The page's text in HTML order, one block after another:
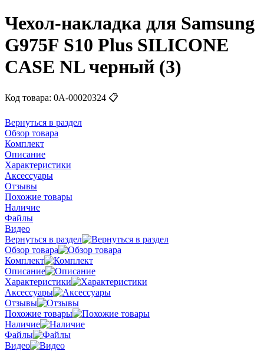
Чехол-накладка для Samsung
G975F S10 Plus SILICONE
CASE NL черный (3)
Код товара: 0А-00020324 📋
Вернуться в раздел
Обзор товара
Комплект
Описание
Характеристики
Аксессуары
Отзывы
Похожие товары
Наличие
Файлы
Видео
Вернуться в раздел
Обзор товара
Комплект
Описание
Характеристики
Аксессуары
Отзывы
Похожие товары
Наличие
Файлы
Видео